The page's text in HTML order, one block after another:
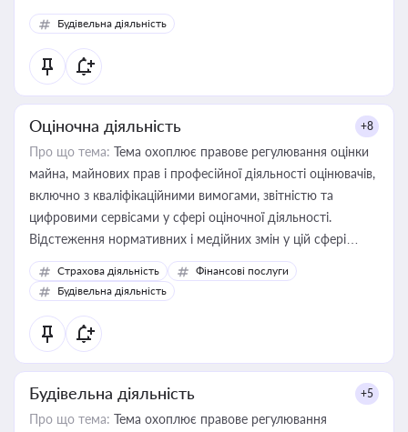
Будівельна діяльність
Оціночна діяльність +8
Про що тема: Тема охоплює правове регулювання оцінки
майна, майнових прав і професійної діяльності оцінювачів,
включно з кваліфікаційними вимогами, звітністю та
цифровими сервісами у сфері оціночної діяльності.
Відстеження нормативних і медійних змін у цій сфері
корисне для власника бізнесу, керівника, юриста або
бухгалтера під час оподаткування, приватизації, оренди
державного майна, корпоративних угод і перевірки
статусу суб'єктів оціночної діяльності
Страхова діяльність
Фінансові послуги
Будівельна діяльність
Будівельна діяльність +5
Про що тема: Тема охоплює правове регулювання